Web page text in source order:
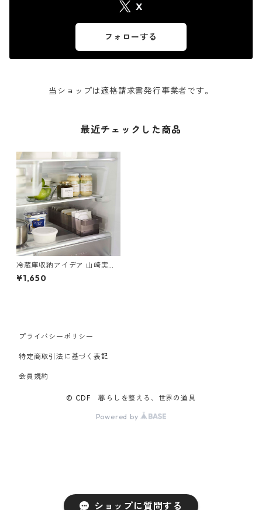
ショップに質問する
X
フォローする
当ショップは適格請求書発行事業者です。
最近チェックした商品
冷蔵庫収納アイデア 山崎実業
tower タワー 冷蔵庫中収納ケ
ース 仕切り付 ブラック
¥1,650
プライバシーポリシー
特定商取引法に基づく表記
会員規約
© CDF 暮らしを整える、世界の道具
Powered by